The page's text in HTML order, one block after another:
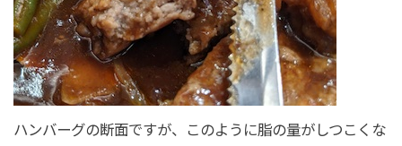
ハンバーグの断面ですが、このように脂の量がしつこくな